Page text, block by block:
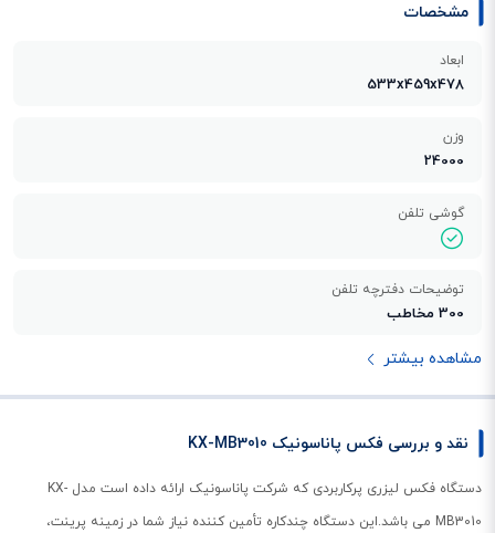
مشخصات
ابعاد
533x459x478
وزن
24000
گوشی تلفن
توضیحات دفترچه تلفن
300 مخاطب
مشاهده بیشتر
نقد و بررسی فکس پاناسونیک KX-MB3010
دستگاه فکس لیزری پرکاربردی که شرکت پاناسونیک ارائه داده است مدل KX-
MB3010 می باشد.این دستگاه چندکاره تأمین کننده نیاز شما در زمینه پرینت،